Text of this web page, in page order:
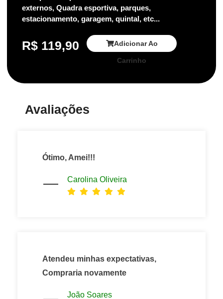
externos, Quadra esportiva, parques,
estacionamento, garagem, quintal, etc...
R$ 119,90 Adicionar Ao
Carrinho
Avaliações
Ótimo, Amei!!!
Carolina Oliveira
Atendeu minhas expectativas,
Compraria novamente
João Soares